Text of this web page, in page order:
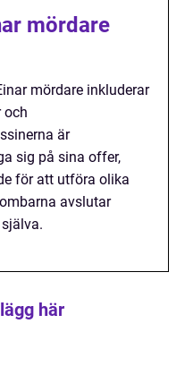
mördare
mördare inkluderar
och
är
sig på sina offer,
för att utföra olika
avslutar
här